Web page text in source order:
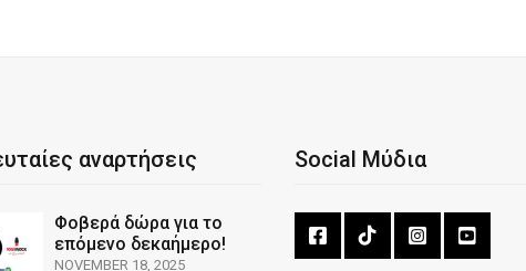
αναρτήσεις
Φοβερά δώρα για το
επόμενο δεκαήμερο!
NOVEMBER 18, 2025
Social Μύδια